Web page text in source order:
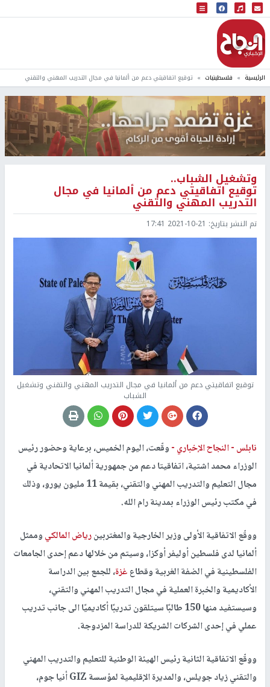
البث المباشر
إذاعة النجاح
الرئيسية فلسطينيات توقيع اتفاقيتي دعم من ألمانيا في مجال التدريب المهني والتقني
وتشغيل الشباب..
توقيع اتفاقيتي دعم من ألمانيا في مجال
التدريب المهني والتقني
تم النشر بتاريخ: 2021-10-21 17:41
توقيع اتفاقيتي دعم من ألمانيا في مجال التدريب المهني والتقني وتشغيل
الشباب
نابلس -النجاح الإخباري -وقّعت، اليوم الخميس، برعاية وحضور رئيس
الوزراء محمد اشتية، اتفاقيتا دعم من جمهورية ألمانيا الاتحادية في
مجال التعليم والتدريب المهني والتقني، بقيمة 11 مليون يورو، وذلك
في مكتب رئيس الوزراء بمدينة رام الله.
ووقّع الاتفاقية الأولى وزير الخارجية والمغتربينرياض المالكيوممثل
ألمانيا لدى فلسطين أوليفر أوكزا، وسيتم من خلالها دعم إحدى الجامعات
الفلسطينية في الضفة الغربية وقطاعغزة، للجمع بين الدراسة
الأكاديمية والخبرة العملية في مجال التدريب المهني والتقني،
وسيستفيد منها 150 طالبًا سيتلقون تدريبًا أكاديميًا الى جانب تدريب
عملي في إحدى الشركات الشريكة للدراسة المزدوجة.
ووقّع الاتفاقية الثانية رئيس الهيئة الوطنية للتعليم والتدريب المهني
والتقني زياد جويلس، والمديرة الإقليمية لمؤسسة GIZ أنيا جوم،